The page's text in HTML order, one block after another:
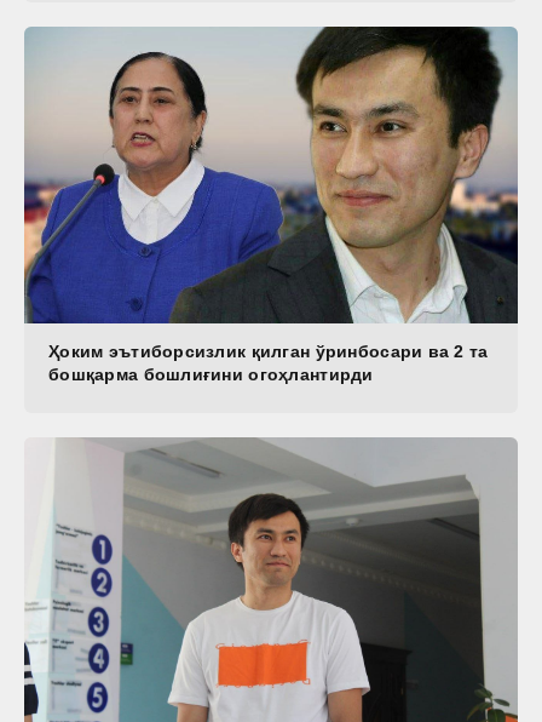
Ҳоким эътиборсизлик қилган ўринбосари ва 2 та
бошқарма бошлиғини огоҳлантирди